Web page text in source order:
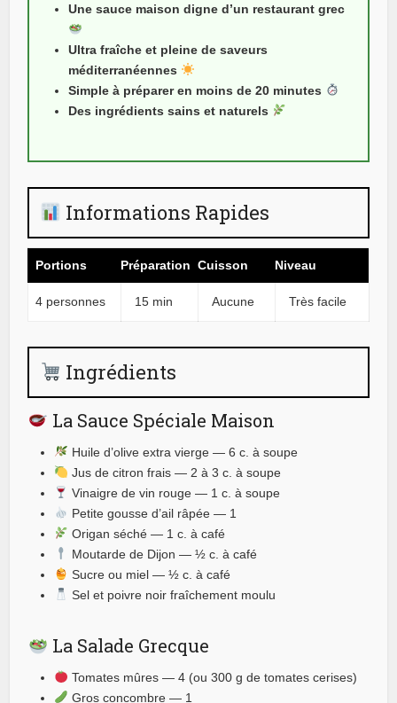
Une sauce maison digne d’un restaurant grec
Ultra fraîche et pleine de saveurs
méditerranéennes
Simple à préparer en moins de 20 minutes
Des ingrédients sains et naturels
Informations Rapides
Portions Préparation Cuisson Niveau
4 personnes 15 min Aucune Très facile
Ingrédients
La Sauce Spéciale Maison
Huile d’olive extra vierge — 6 c. à soupe
Jus de citron frais — 2 à 3 c. à soupe
Vinaigre de vin rouge — 1 c. à soupe
Petite gousse d’ail râpée — 1
Origan séché — 1 c. à café
Moutarde de Dijon — ½ c. à café
Sucre ou miel — ½ c. à café
Sel et poivre noir fraîchement moulu
La Salade Grecque
Tomates mûres — 4 (ou 300 g de tomates cerises)
Gros concombre — 1